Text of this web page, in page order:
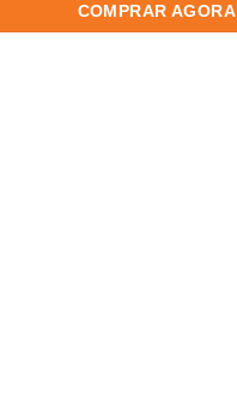
COMPRAR AGORA